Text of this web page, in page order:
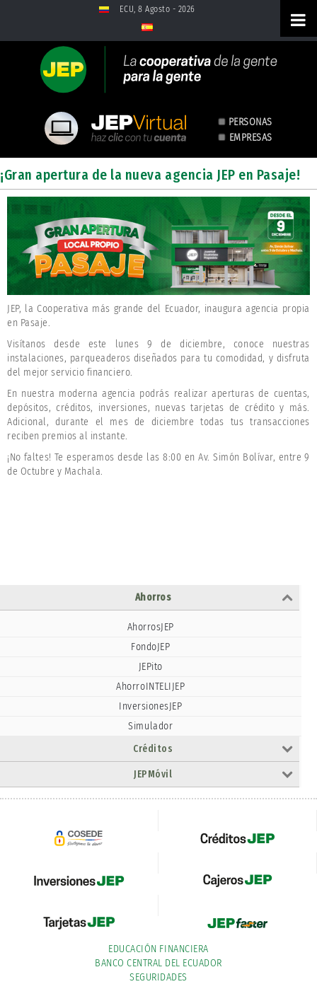
ECU, 8 Agosto - 2026
PERSONAS
EMPRESAS
¡Gran apertura de la nueva
agencia JEP en Pasaje! - Boletines
¡Gran apertura de la nueva agencia JEP en Pasaje!
JEP, la Cooperativa más grande del Ecuador, inaugura agencia propia
en Pasaje.
Visítanos desde este lunes 9 de diciembre, conoce nuestras
instalaciones, parqueaderos diseñados para tu comodidad, y disfruta
del mejor servicio financiero.
En nuestra moderna agencia podrás realizar aperturas de cuentas,
depósitos, créditos, inversiones, nuevas tarjetas de crédito y más.
Adicional, durante el mes de diciembre todas tus transacciones
reciben premios al instante.
¡No faltes! Te esperamos desde las 8:00 en Av. Simón Bolívar, entre 9
de Octubre y Machala.
Ahorros
AhorrosJEP
FondoJEP
JEPito
AhorroINTELIJEP
InversionesJEP
Simulador
Créditos
JEPMóvil
EDUCACIÓN FINANCIERA
BANCO CENTRAL DEL ECUADOR
SEGURIDADES